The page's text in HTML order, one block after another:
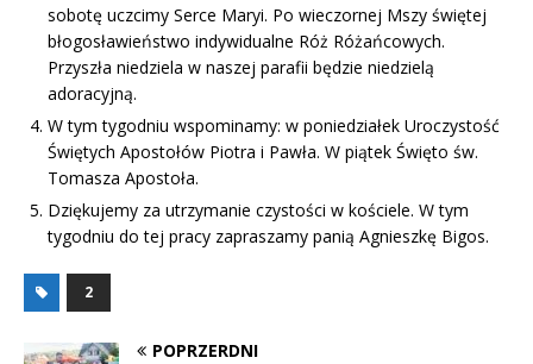
sobotę uczcimy Serce Maryi. Po wieczornej Mszy świętej
błogosławieństwo indywidualne Róż Różańcowych.
Przyszła niedziela w naszej parafii będzie niedzielą
adoracyjną.
W tym tygodniu wspominamy: w poniedziałek Uroczystość
Świętych Apostołów Piotra i Pawła. W piątek Święto św.
Tomasza Apostoła.
Dziękujemy za utrzymanie czystości w kościele. W tym
tygodniu do tej pracy zapraszamy panią Agnieszkę Bigos.
2
POPRZERDNI